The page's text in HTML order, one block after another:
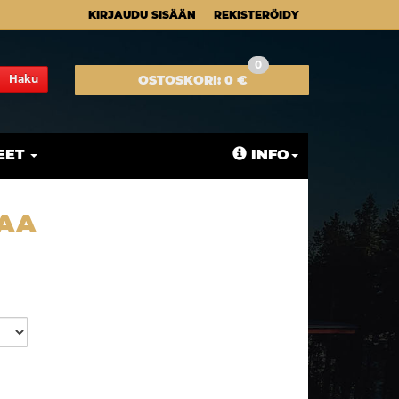
KIRJAUDU SISÄÄN REKISTERÖIDY
Haku OSTOSKORI:0 €
0
INFO